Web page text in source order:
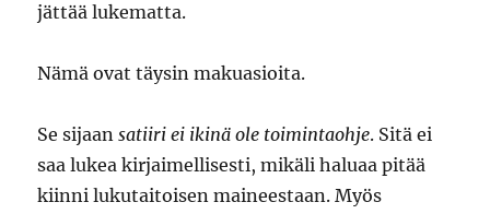
jättää lukematta.
Nämä ovat täysin makuasioita.
Se sijaansatiiri ei ikinä ole toimintaohje. Sitä ei
saa lukea kirjaimellisesti, mikäli haluaa pitää
kiinni lukutaitoisen maineestaan. Myös